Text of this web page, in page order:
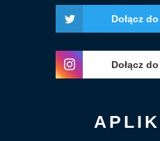
Dołącz
Dołącz